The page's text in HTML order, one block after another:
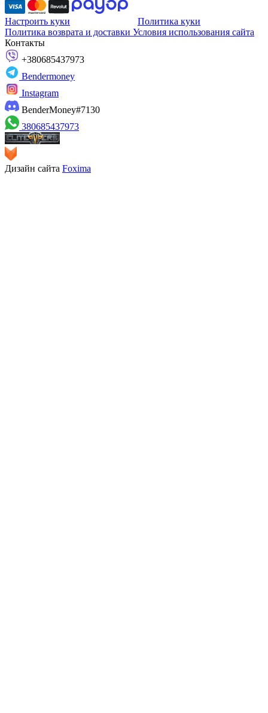
Настроить куки
Политика куки
Политика возврата и доставки Условия использования сайта
Контакты
+380685437973
Bendermoney
Instagram
BenderMoney#7130
380685437973
Дизайн сайта Foxima